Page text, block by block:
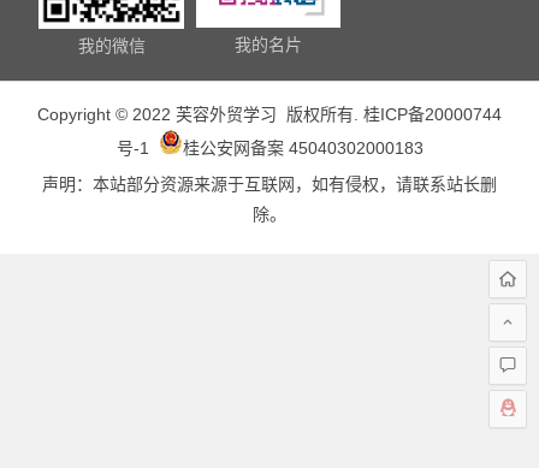
我的微信 我的名片
Copyright © 2022 芙容外贸学习 版权所有. 桂ICP备20000744
号-1
桂公安网备案 45040302000183
声明：本站部分资源来源于互联网，如有侵权，请联系站长删
除。